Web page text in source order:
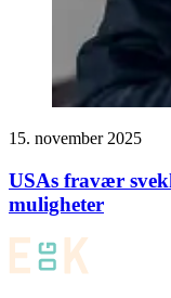
15. november 2025
USAs fravær
muligheter